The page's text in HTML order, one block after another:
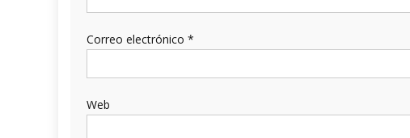
Correo electrónico *
Web